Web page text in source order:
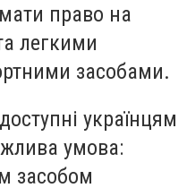
право на
легкими
засобами.
українцям
умова:
засобом